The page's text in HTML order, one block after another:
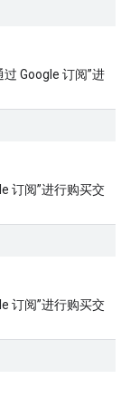
Google 订阅”进
订阅”进行购买交
订阅”进行购买交